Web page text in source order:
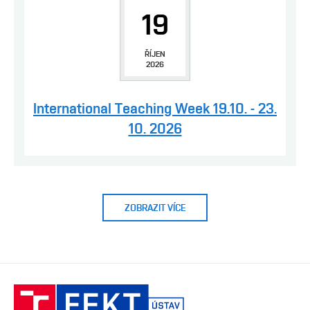
19
ŘÍJEN
2026
International Teaching Week 19.10. - 23.
10. 2026
ZOBRAZIT VÍCE